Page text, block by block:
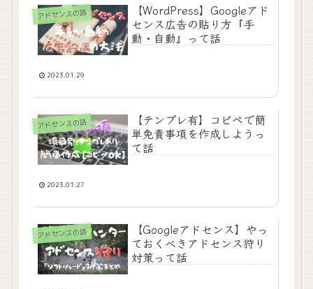
アドセンスの話
【WordPress】Googleアド
センス広告の貼り方『手
動・自動』って話
2023.01.29
アドセンスの話
【テンプレ有】コピペで簡
単免責事項を作成しようっ
て話
2023.01.27
アドセンスの話
【Googleアドセンス】やっ
ておくべきアドセンス狩り
対策って話